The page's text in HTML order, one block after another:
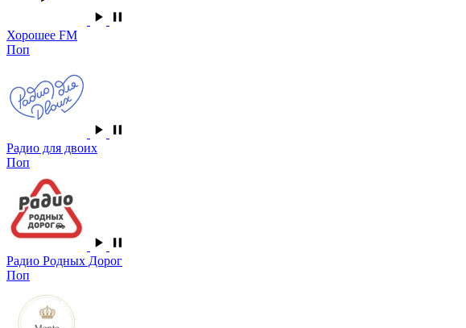
Хорошее FM
Поп
Радио для двоих
Поп
Радио Родных Дорог
Поп